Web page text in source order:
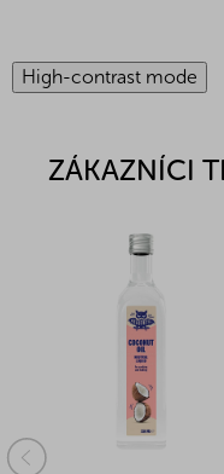
High-contrast mode
ZÁKAZNÍCI